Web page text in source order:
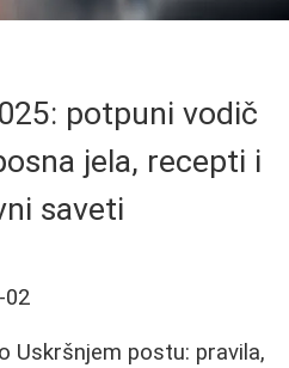
potpuni vodič
jela, recepti i
saveti
02
Uskršnjem postu: pravila,